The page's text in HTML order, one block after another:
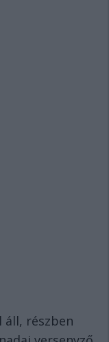
áll, részben